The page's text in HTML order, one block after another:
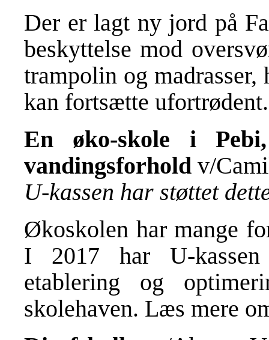
Der er lagt ny jord på
beskyttelse mod
trampolin og
kan fortsætte
En øko-skole i
vandingsforhold v/
U-kassen har støttet
Økoskolen har mange
I 2017 har U-
etablering og
skolehaven. Læs mere